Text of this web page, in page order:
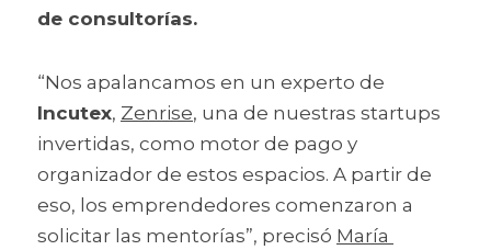
de consultorías.
Incutex, Zenrise, una de nuestras startups
invertidas, como motor de pago y
organizador de estos espacios. A partir de
eso, los emprendedores comenzaron a
solicitar las mentorías”, precisó María